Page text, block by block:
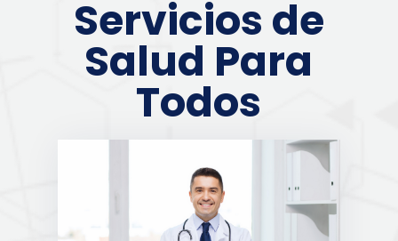
Servicios de
Salud Para
Todos